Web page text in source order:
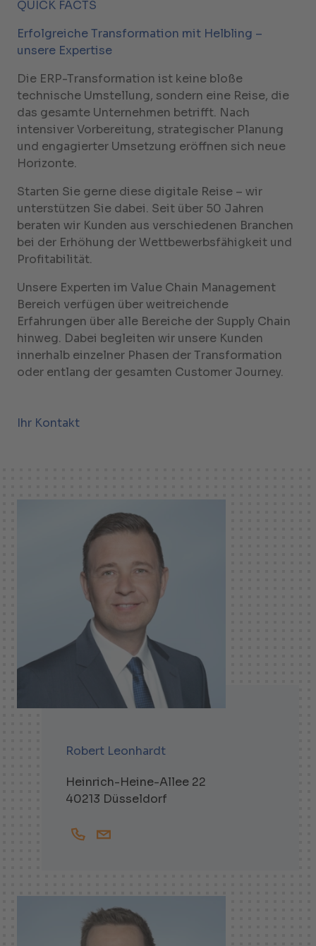
QUICK FACTS
Erfolgreiche Transformation mit Helbling –
unsere Expertise
Die ERP-Transformation ist keine bloße
technische Umstellung, sondern eine Reise, die
das gesamte Unternehmen betrifft. Nach
intensiver Vorbereitung, strategischer Planung
und engagierter Umsetzung eröffnen sich neue
Horizonte.
Starten Sie gerne diese digitale Reise – wir
unterstützen Sie dabei. Seit über 50 Jahren
beraten wir Kunden aus verschiedenen Branchen
bei der Erhöhung der Wettbewerbsfähigkeit und
Profitabilität.
Unsere Experten im Value Chain Management
Bereich verfügen über weitreichende
Erfahrungen über alle Bereiche der Supply Chain
hinweg. Dabei begleiten wir unsere Kunden
innerhalb einzelner Phasen der Transformation
oder entlang der gesamten Customer Journey.
Ihr Kontakt
Robert Leonhardt
Heinrich-Heine-Allee 22
40213 Düsseldorf
+492111370743
Robert.Leonhardt@helbling.de